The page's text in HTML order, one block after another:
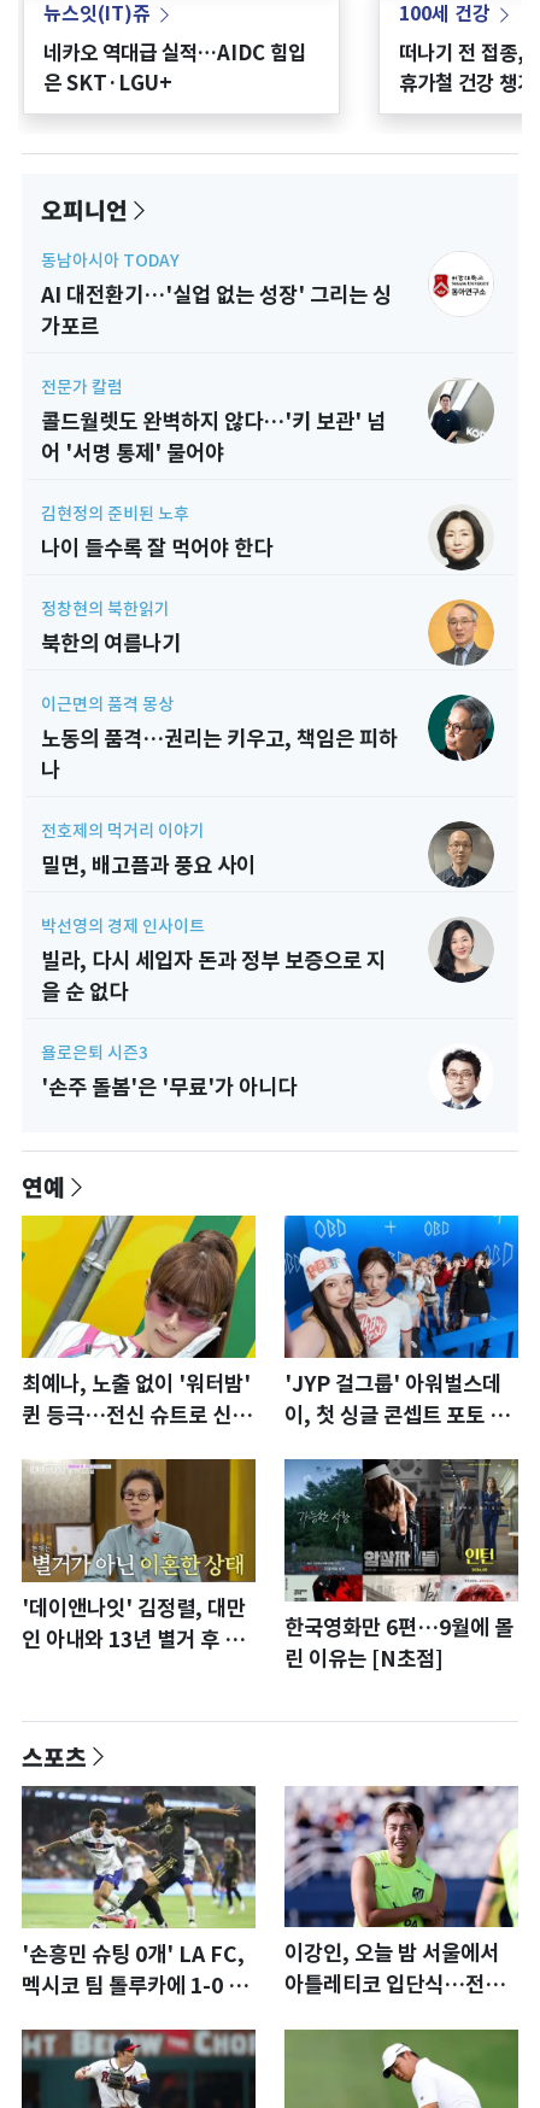
뉴스잇(IT)쥬
네카오 역대급 실적…AIDC 힘입
은 SKT·LGU+
100세 건강
떠나기 전 접종,
휴가철 건강 챙기
오피니언
동남아시아 TODAY
AI 대전환기…'실업 없는 성장' 그리는 싱
가포르
전문가 칼럼
콜드월렛도 완벽하지 않다…'키 보관' 넘
어 '서명 통제' 물어야
김현정의 준비된 노후
나이 들수록 잘 먹어야 한다
정창현의 북한읽기
북한의 여름나기
이근면의 품격 몽상
노동의 품격…권리는 키우고, 책임은 피하
나
전호제의 먹거리 이야기
밀면, 배고픔과 풍요 사이
박선영의 경제 인사이트
빌라, 다시 세입자 돈과 정부 보증으로 지
을 순 없다
욜로은퇴 시즌3
'손주 돌봄'은 '무료'가 아니다
연예
최예나, 노출 없이 '워터밤'
퀸 등극…전신 슈트로 신선
'JYP 걸그룹' 아워벌스데
이, 첫 싱글 콘셉트 포토 공
'데이앤나잇' 김정렬, 대만
인 아내와 13년 별거 후 이
한국영화만 6편…9월에 몰
린 이유는 [N초점]
스포츠
'손흥민 슈팅 0개' LA FC,
멕시코 팀 톨루카에 1-0 진
이강인, 오늘 밤 서울에서
아틀레티코 입단식…전례